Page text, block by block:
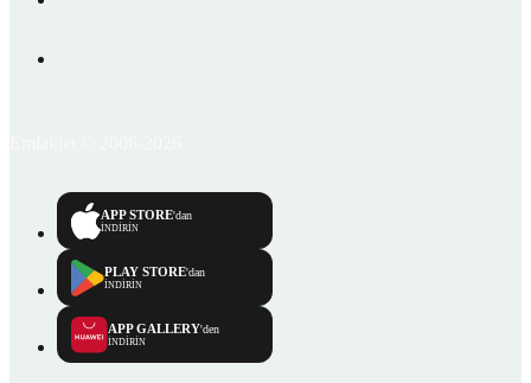
APP STORE'dan
İNDİRİN
PLAY STORE'dan
İNDİRİN
APP GALLERY'den
İNDİRİN